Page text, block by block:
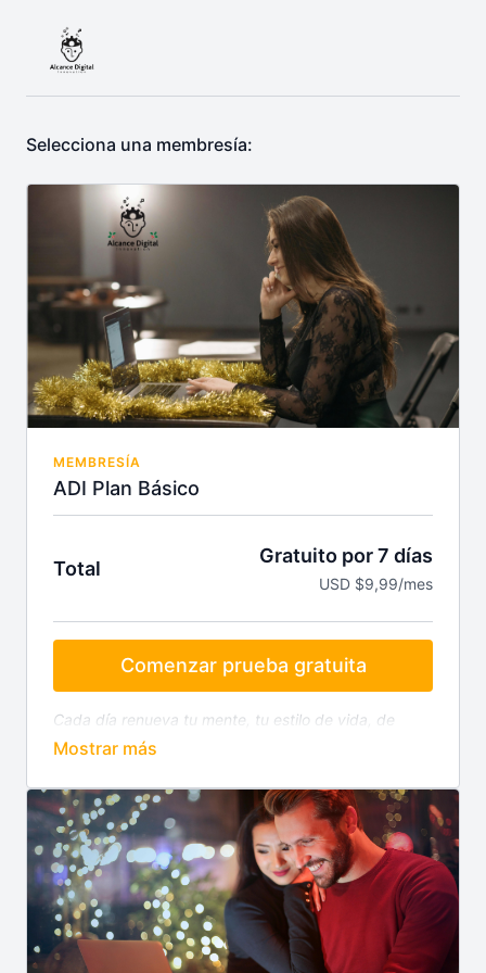
Selecciona una membresía:
MEMBRESÍA
ADI Plan Básico
Total
Gratuito por 7 días
USD $9,99/mes
Comenzar prueba gratuita
Cada día renueva tu mente, tu estilo de vida, de
trabajo y de dar resultados. Sin importar la hora ni el
Innovation encendiendo propósitos, impulsando
sueños!.
Tu suscripción incluye:
App "Alcance Digital Innovation" para iOS y
Android
Cursos y Capacitación con nuestros
Colaboradores expertos en tecnología,